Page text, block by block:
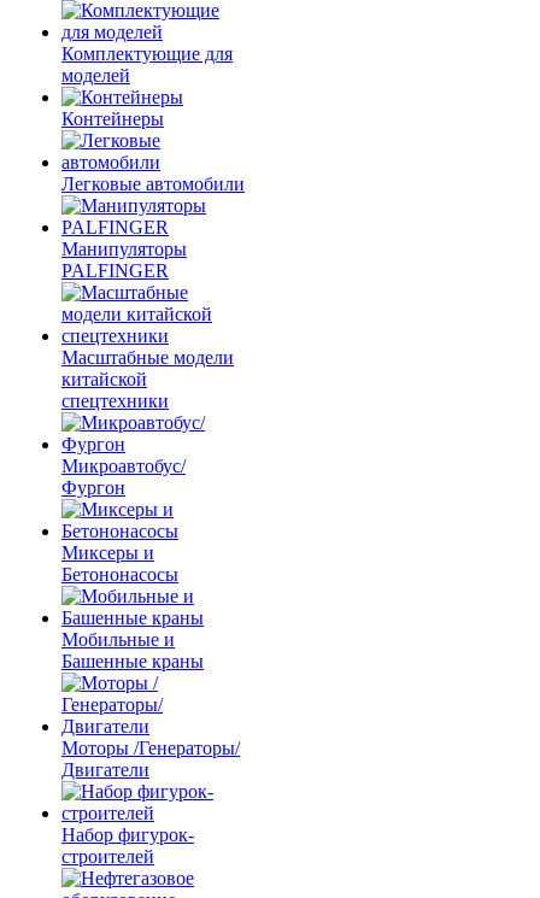
Комплектующие для
моделей
Контейнеры
Легковые автомобили
Манипуляторы
PALFINGER
Масштабные модели
китайской
спецтехники
Микроавтобус/
Фургон
Миксеры и
Бетононасосы
Мобильные и
Башенные краны
Моторы /Генераторы/
Двигатели
Набор фигурок-
строителей